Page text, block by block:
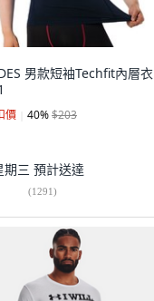
男款短袖Techfit內層衣
價 40%$203
期三 預計送達
(1291)